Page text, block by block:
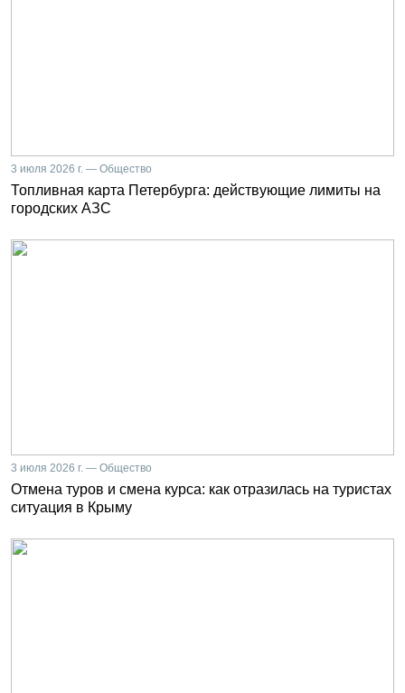
3 июля 2026 г. — Общество
Топливная карта Петербурга: действующие лимиты на
городских АЗС
3 июля 2026 г. — Общество
Отмена туров и смена курса: как отразилась на туристах
ситуация в Крыму